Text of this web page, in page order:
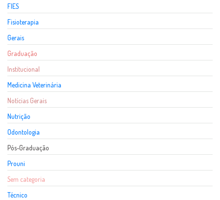
FIES
Fisioterapia
Gerais
Graduação
Institucional
Medicina Veterinária
Notícias Gerais
Nutrição
Odontologia
Pós-Graduação
Prouni
Sem categoria
Técnico